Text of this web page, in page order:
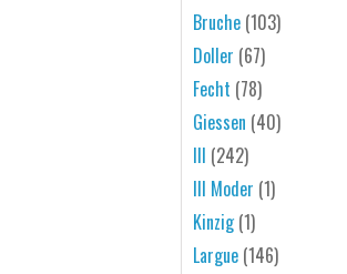
Bruche (103)
Doller (67)
Fecht (78)
Giessen (40)
Ill (242)
Ill Moder (1)
Kinzig(1)
Largue (146)